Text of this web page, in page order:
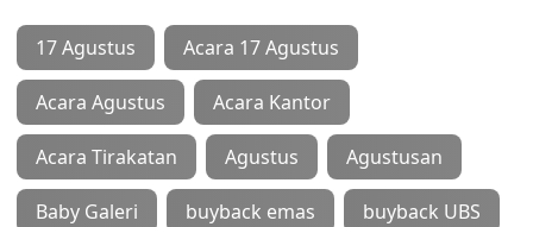
17 Agustus Acara 17 Agustus
Acara Agustus Acara Kantor
Acara Tirakatan Agustus Agustusan
Baby Galeri buyback emas buyback UBS